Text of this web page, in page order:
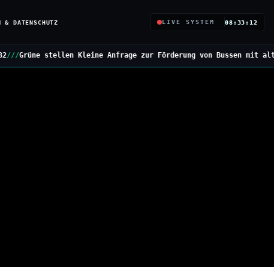
& DATENSCHUTZ LIVE SYSTEM 08:33:13
Anfrage zur Förderung von Bussen mit alternativen Antrieben